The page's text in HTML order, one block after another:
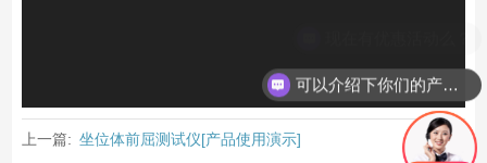
上一篇: 坐位体前屈测试仪[产品使用演示]
可以介绍下你们的产品么？